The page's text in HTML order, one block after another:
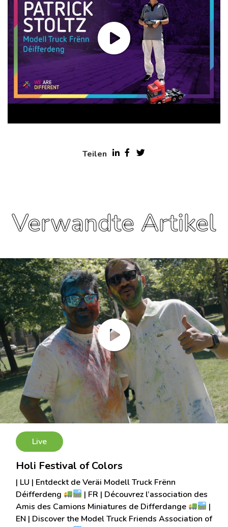
Teilen
Verwandte Artikel
Live
Holi Festival of Colors
| LU | Entdeckt de Veräi Modell Truck Frënn
Déifferdeng
| FR | Découvrez l’association des
Amis des Camions Miniatures de Differdange
|
EN | Discover the Model Truck Friends Association of